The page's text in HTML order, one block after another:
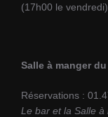
(17h00 le vendredi)
Salle à manger du
Réservations :
Le bar et la Salle